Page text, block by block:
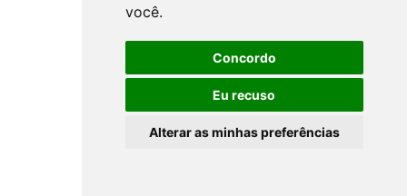
você.
Concordo
Eu recuso
Alterar as minhas preferências